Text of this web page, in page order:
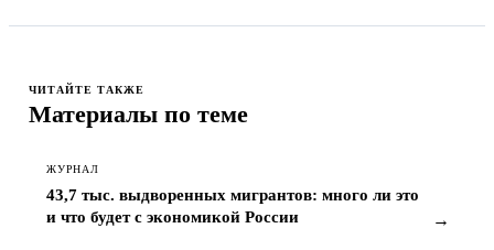
ЧИТАЙТЕ ТАКЖЕ
Материалы по теме
ЖУРНАЛ
43,7 тыс. выдворенных мигрантов: много ли это
и что будет с экономикой России
→